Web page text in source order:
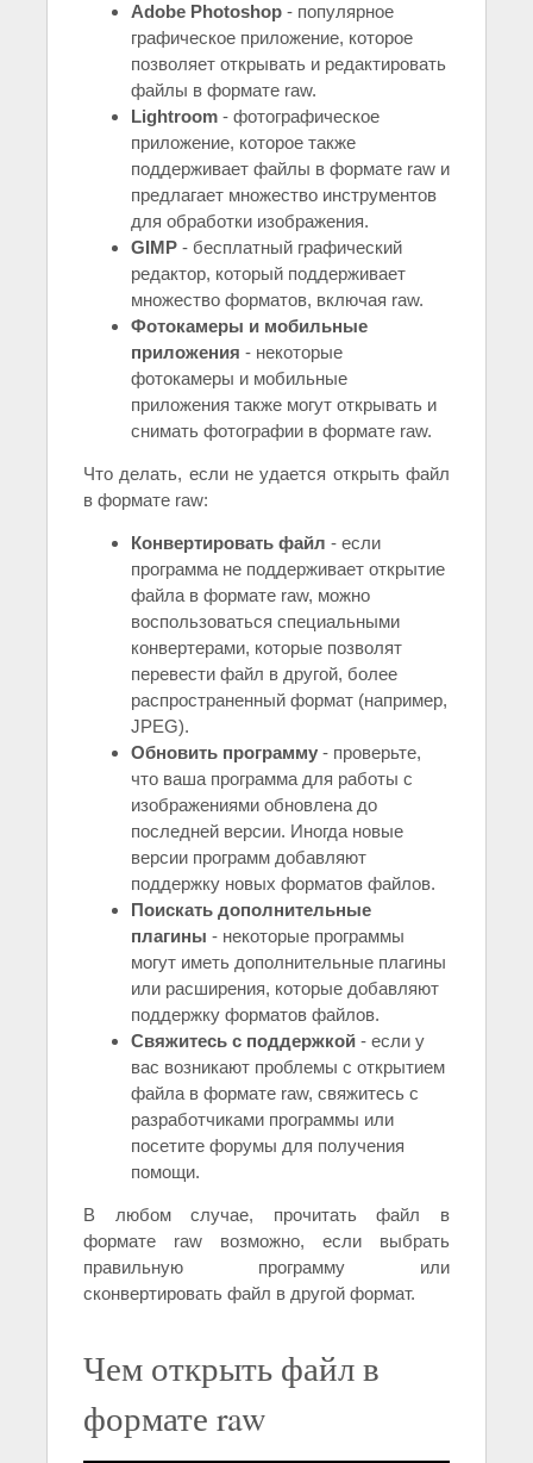
Adobe Photoshop - популярное
графическое приложение, которое
позволяет открывать и редактировать
файлы в формате raw.
Lightroom - фотографическое
приложение, которое также
поддерживает файлы в формате raw и
предлагает множество инструментов
для обработки изображения.
GIMP - бесплатный графический
редактор, который поддерживает
множество форматов, включая raw.
Фотокамеры и мобильные
приложения - некоторые
фотокамеры и мобильные
приложения также могут открывать и
снимать фотографии в формате raw.
Что делать, если не удается открыть файл
в формате raw:
Конвертировать файл - если
программа не поддерживает открытие
файла в формате raw, можно
воспользоваться специальными
конвертерами, которые позволят
перевести файл в другой, более
распространенный формат (например,
JPEG).
Обновить программу - проверьте,
что ваша программа для работы с
изображениями обновлена до
последней версии. Иногда новые
версии программ добавляют
поддержку новых форматов файлов.
Поискать дополнительные
плагины - некоторые программы
могут иметь дополнительные плагины
или расширения, которые добавляют
поддержку форматов файлов.
Свяжитесь с поддержкой - если у
вас возникают проблемы с открытием
файла в формате raw, свяжитесь с
разработчиками программы или
посетите форумы для получения
помощи.
В любом случае, прочитать файл в
формате raw возможно, если выбрать
правильную программу или
сконвертировать файл в другой формат.
Чем открыть файл в
формате raw